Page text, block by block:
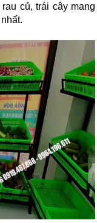
củ, trái cây mang